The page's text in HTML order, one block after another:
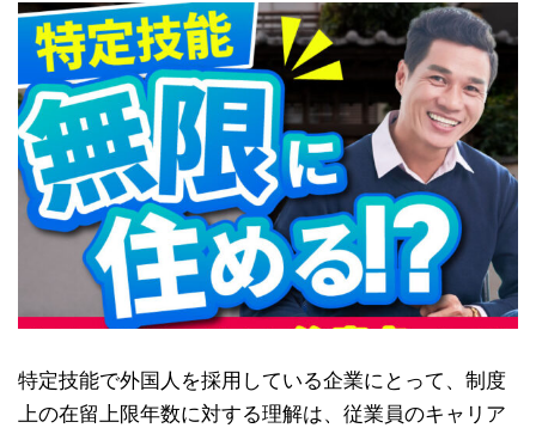
特定技能で外国人を採用している企業にとって、制度
上の在留上限年数に対する理解は、従業員のキャリア